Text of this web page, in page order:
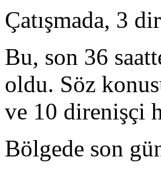
Çatışmada, 3
Bu, son 36
oldu. Söz
ve 10 direnişçi
Bölgede son